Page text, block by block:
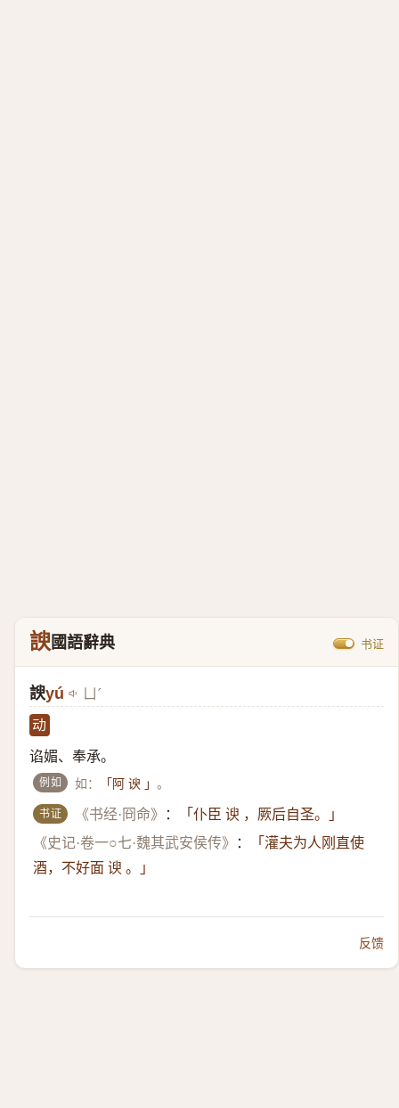
諛國語辭典 书证
諛yú ㄩˊ
动
谄媚、奉承。
例如 如： 「阿 谀 」。
书证 《书经·冏命》 ：
「仆臣 谀 ，厥后自圣。」
《史记·卷一○七·魏其武安侯传》
：
「灌夫为人刚直使
酒，不好面 谀 。」
反馈